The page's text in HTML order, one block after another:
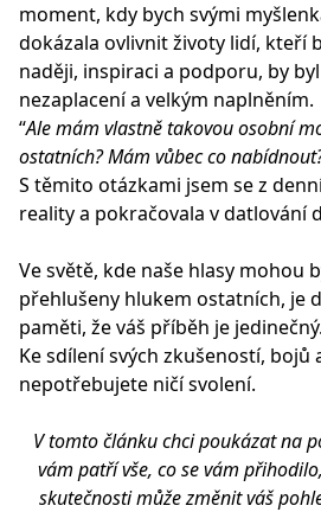
moment, kdy bych svými
dokázala ovlivnit životy lidí, kteří
naději, inspiraci a podporu, by
nezaplacení a velkým naplněním.
“Ale mám vlastně takovou osobní
ostatních? Mám vůbec co
S těmito otázkami jsem se z
reality a pokračovala v datlování
Ve světě, kde naše hlasy mohou
přehlušeny hlukem ostatních, je
paměti, že váš příběh je jedinečný.
Ke sdílení svých zkušeností, bojů
nepotřebujete ničí svolení.
V tomto článku chci poukázat na
vám patří vše, co se vám
skutečnosti může změnit váš